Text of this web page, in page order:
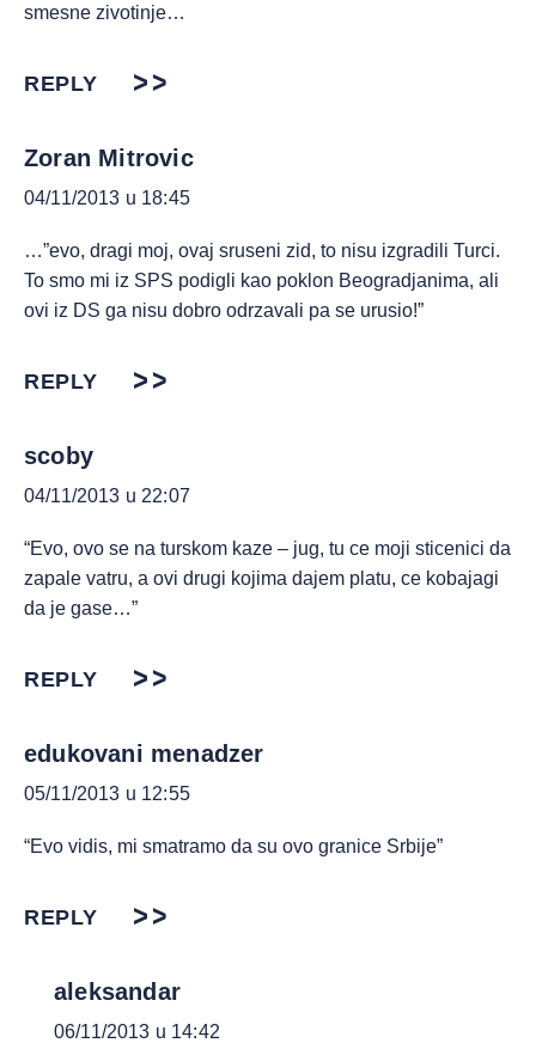
smesne zivotinje…
REPLY
Zoran Mitrovic
04/11/2013 u 18:45
…”evo, dragi moj, ovaj sruseni zid, to nisu izgradili Turci.
To smo mi iz SPS podigli kao poklon Beogradjanima, ali
ovi iz DS ga nisu dobro odrzavali pa se urusio!”
REPLY
scoby
04/11/2013 u 22:07
“Evo, ovo se na turskom kaze – jug, tu ce moji sticenici da
zapale vatru, a ovi drugi kojima dajem platu, ce kobajagi
da je gase…”
REPLY
edukovani menadzer
05/11/2013 u 12:55
“Evo vidis, mi smatramo da su ovo granice Srbije”
REPLY
aleksandar
06/11/2013 u 14:42